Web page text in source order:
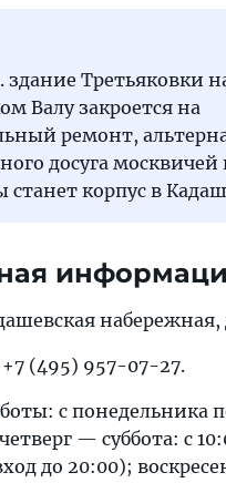
здание Третьяковки
Валу закроется на
ремонт,
досуга москвичей
станет корпус в
набережная,
(495) 957-07-27.
с понедельника
— суббота: с
до 20:00);